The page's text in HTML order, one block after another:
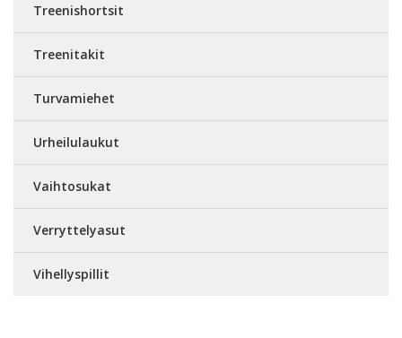
Treenishortsit
Treenitakit
Turvamiehet
Urheilulaukut
Vaihtosukat
Verryttelyasut
Vihellyspillit